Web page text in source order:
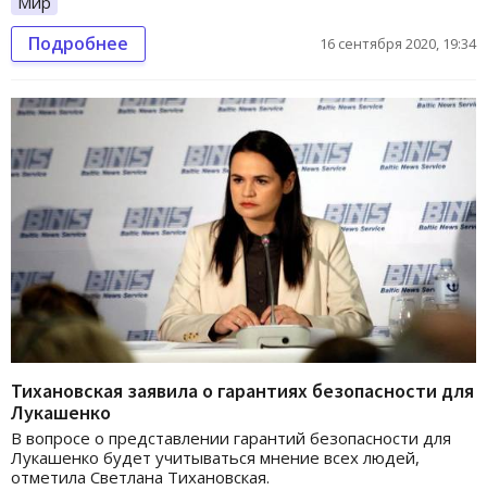
Подробнее 16 сентября 2020, 19:34
Тихановская заявила о гарантиях безопасности для
Лукашенко
В вопросе о представлении гарантий безопасности для
Лукашенко будет учитываться мнение всех людей,
отметила Светлана Тихановская.